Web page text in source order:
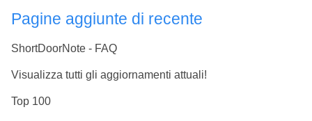
Pagine aggiunte di recente
ShortDoorNote - FAQ
Visualizza tutti gli aggiornamenti attuali!
Top 100